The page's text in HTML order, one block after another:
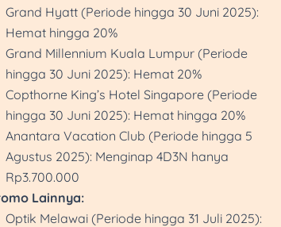
Grand Hyatt (Periode hingga 30 Juni 2025):
Hemat hingga 20%
Grand Millennium Kuala Lumpur (Periode
hingga 30 Juni 2025): Hemat 20%
Copthorne King’s Hotel Singapore (Periode
hingga 30 Juni 2025): Hemat hingga 20%
Anantara Vacation Club (Periode hingga 5
Agustus 2025): Menginap 4D3N hanya
Rp3.700.000
Lainnya:
Optik Melawai (Periode hingga 31 Juli 2025):